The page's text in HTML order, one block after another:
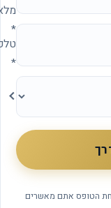
מלא
טלפון
*
הטופס אתם מאשרים